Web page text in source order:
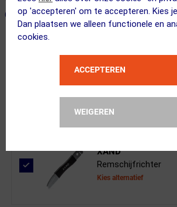
op 'accepteren' om te accepteren. Kies
Dan plaatsen we alleen functionele en
cookies.
ACCEPTEREN
WEIGEREN
← Terug naar productnavigatie
ONZE AANBEVOLEN COMBINATIE
BBB Cycling
DiscStop Comp BBS-
XAND
Remschijfrichter
Kies alternatief